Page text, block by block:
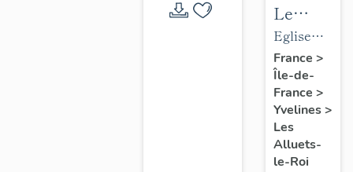
Le
mobilier
de
l'église
Saint-
Nicolas
Eglise
paroissiale
Saint-
Nicolas
France >
Île-de-
France >
Yvelines>
Les
Alluets-
le-Roi